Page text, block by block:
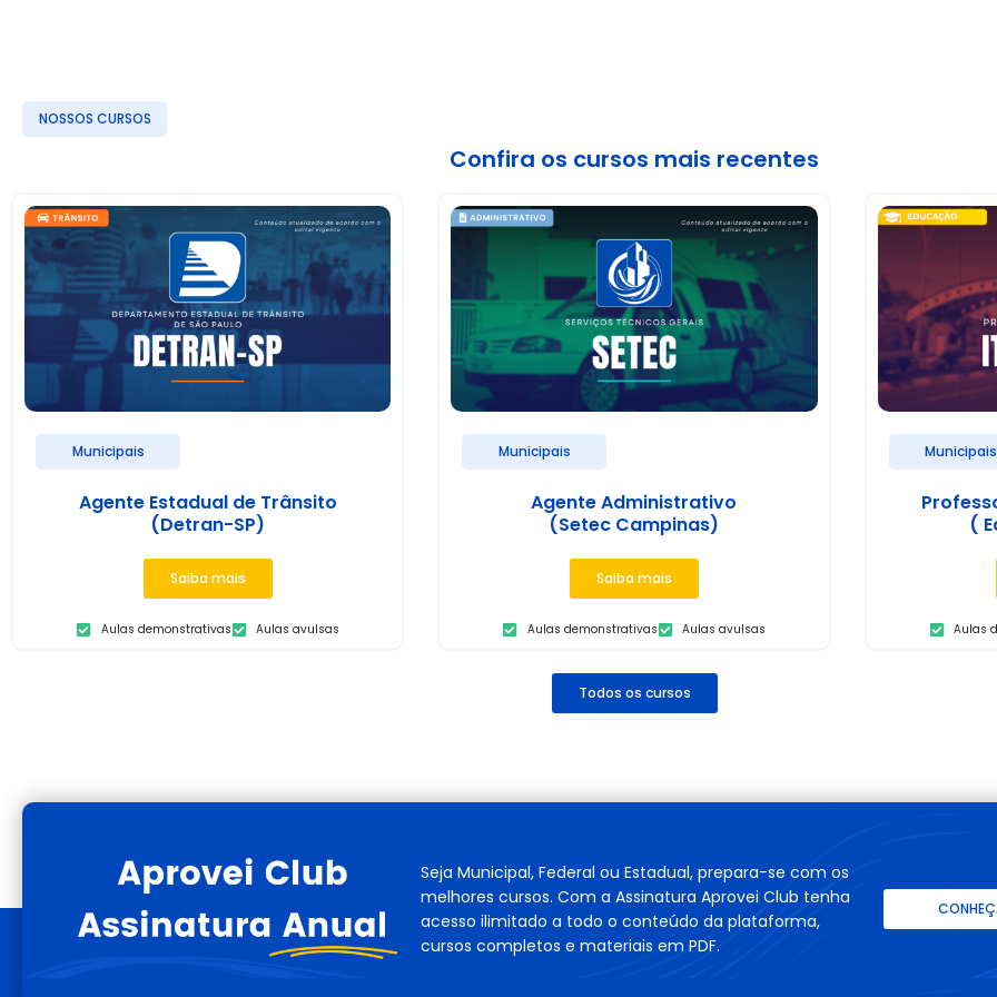
NOSSOS CURSOS
Confira os cursos mais recentes
Municipais
Agente Estadual de Trânsito
(Detran-SP)
Saiba mais
Aulas demonstrativas Aulas avulsas
Municipais
Agente Administrativo
(Setec Campinas)
Saiba mais
Aulas demonstrativas Aulas avulsas
Municipais
(
Aulas
Todos os cursos
Seja Municipal, Federal ou Estadual, prepara-se com os
melhores cursos. Com a Assinatura Aprovei Club tenha
acesso ilimitado a todo o conteúdo da plataforma,
cursos completos e materiais em PDF.